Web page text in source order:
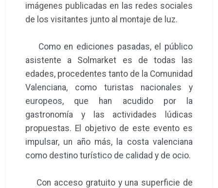
imágenes publicadas en las redes sociales
de los visitantes junto al montaje de luz.
Como en ediciones pasadas, el público
asistente a Solmarket es de todas las
edades, procedentes tanto de la Comunidad
Valenciana, como turistas nacionales y
europeos, que han acudido por la
gastronomía y las actividades lúdicas
propuestas. El objetivo de este evento es
impulsar, un año más, la costa valenciana
como destino turístico de calidad y de ocio.
Con acceso gratuito y una superficie de